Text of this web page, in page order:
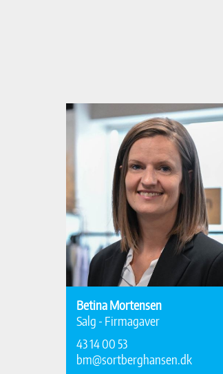
Betina Mortensen
Salg - Firmagaver
43 14 00 53
bm@sortberghansen.dk